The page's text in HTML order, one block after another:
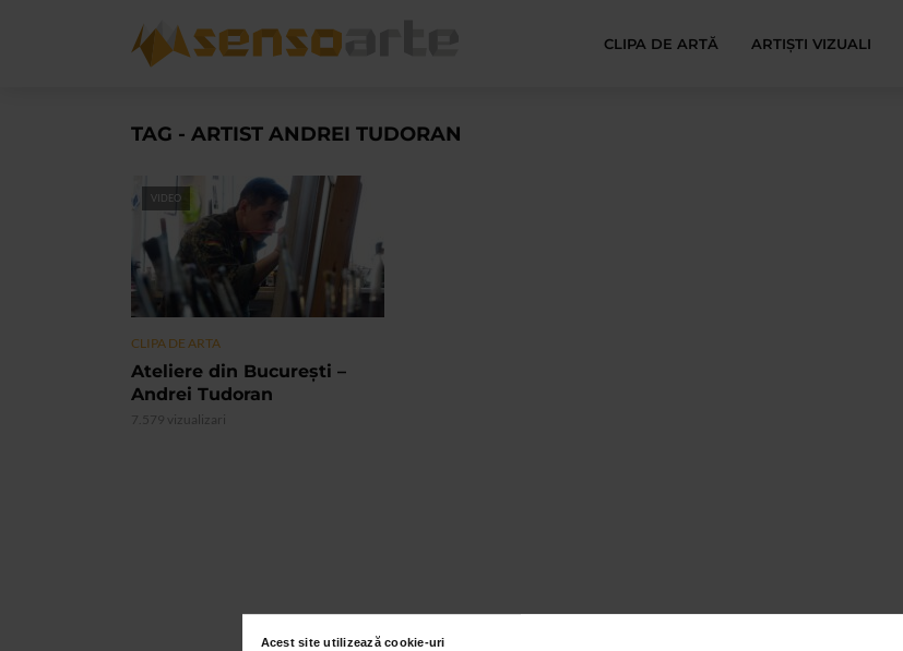
Acest site utilizează cookie-uri
CLIPA DE ARTĂ ARTIȘTI VIZUALI
TAG - ARTIST ANDREI TUDORAN
VIDEO
CLIPA DE ARTA
Ateliere din București –
Andrei Tudoran
7.579 vizualizari